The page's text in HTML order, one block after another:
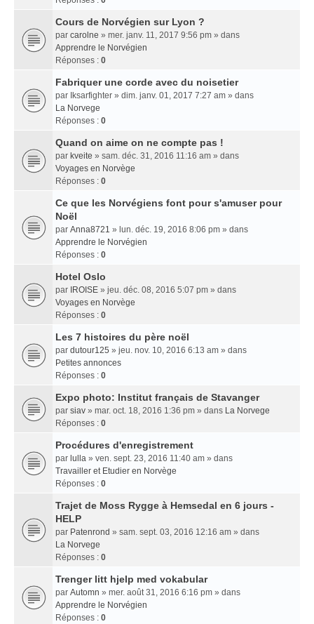
Cours de Norvégien sur Lyon ?
par carolne » mer. janv. 11, 2017 9:56 pm » dans
Apprendre le Norvégien
Réponses : 0
Fabriquer une corde avec du noisetier
par Iksarfighter » dim. janv. 01, 2017 7:27 am » dans
La Norvege
Réponses : 0
Quand on aime on ne compte pas !
par kveite » sam. déc. 31, 2016 11:16 am » dans
Voyages en Norvège
Réponses : 0
Ce que les Norvégiens font pour s'amuser pour
Noël
par Anna8721 » lun. déc. 19, 2016 8:06 pm » dans
Apprendre le Norvégien
Réponses : 0
Hotel Oslo
par IROISE » jeu. déc. 08, 2016 5:07 pm » dans
Voyages en Norvège
Réponses : 0
Les 7 histoires du père noël
par dutour125 » jeu. nov. 10, 2016 6:13 am » dans
Petites annonces
Réponses : 0
Expo photo: Institut français de Stavanger
par siav » mar. oct. 18, 2016 1:36 pm » dans La Norvege
Réponses : 0
Procédures d'enregistrement
par lulla » ven. sept. 23, 2016 11:40 am » dans
Travailler et Etudier en Norvège
Réponses : 0
Trajet de Moss Rygge à Hemsedal en 6 jours -
HELP
par Patenrond » sam. sept. 03, 2016 12:16 am » dans
La Norvege
Réponses : 0
Trenger litt hjelp med vokabular
par Automn » mer. août 31, 2016 6:16 pm » dans
Apprendre le Norvégien
Réponses : 0